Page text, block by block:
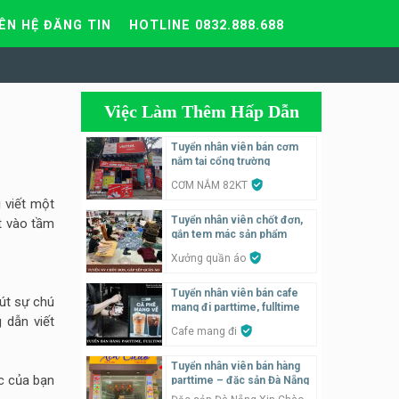
HỆ ĐĂNG TIN HOTLINE 0832.888.688
viết một
vào tầm
sự chú
dẫn viết
của bạn
Việc Làm Thêm Hấp Dẫn
Tuyển nhân viên bán cơm
nắm tại cổng trường
CƠM NẮM 82KT
Tuyển nhân viên chốt đơn,
gắn tem mác sản phẩm
Xưởng quần áo
Tuyển nhân viên bán cafe
mang đi parttime, fulltime
Cafe mang đi
Tuyển nhân viên bán hàng
parttime – đặc sản Đà Nẵng